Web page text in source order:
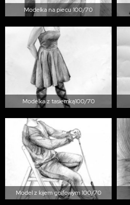
Modelka na piecu 100/70
Modelka z tasiemką100/70
Model z kijem golfowym 100/70